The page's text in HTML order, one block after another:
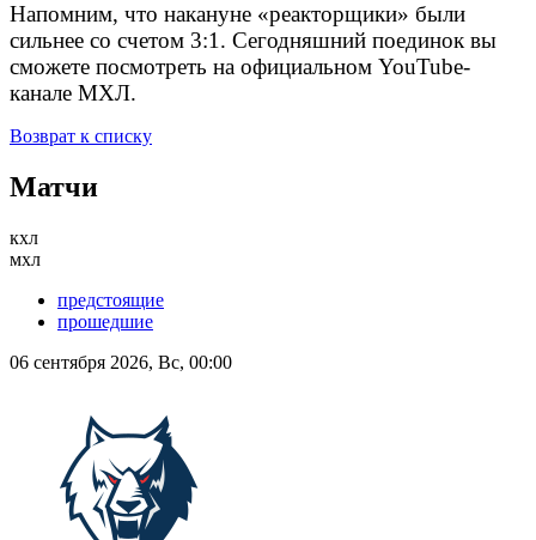
Напомним, что накануне «реакторщики» были
сильнее со счетом 3:1. Сегодняшний поединок вы
сможете посмотреть на официальном YouTube-
канале МХЛ.
Возврат к списку
Матчи
кхл
мхл
предстоящие
прошедшие
06 сентября 2026, Вс, 00:00